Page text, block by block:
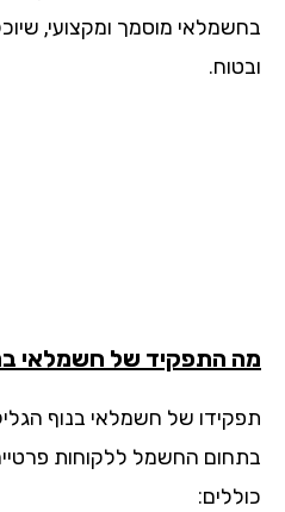
מוסמך ומקצועי, שיוכל
התפקיד של חשמלאי בנוף
של חשמלאי בנוף הגליל
החשמל ללקוחות פרטיים